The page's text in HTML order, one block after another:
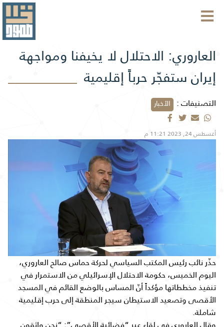
العاروري: الاحتلال لا يخيفنا ومواجهة
إيران ستفجّر حرباً إقليمية
التصنيفات : الأخبار
أغسطس 24, 2023 11:21 م
حذّر نائب رئيس المكتب السياسي لحركة حماس صالح العاروري،
اليوم الخميس، حكومة الاحتلال الإسرائيلي من الاستمرار في
تنفيذ مخططاتها مؤكداً أنّ المساس بالوضع القائم في المسجد
الأقصى وتصعيد الاستيطان سيجر المنطقة إلى حرب إقليمية
شاملة.